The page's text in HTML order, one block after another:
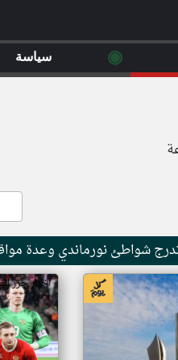
شواطئ نورماندي وعدة
اخبار جزر
◉ سياسة